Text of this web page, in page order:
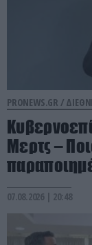
PRONEWS.GR /
Μερτς –
07.08.2026 | 20:48